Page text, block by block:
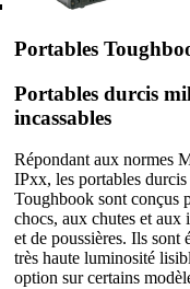
Portables
Portables durcis
incassables
Répondant aux normes
IPxx, les portables
Toughbook sont conçus
chocs, aux chutes et aux
et de poussières. Ils sont
très haute luminosité
option sur certains